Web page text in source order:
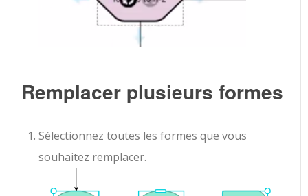
Remplacer plusieurs formes
Sélectionnez toutes les formes que vous
souhaitez remplacer.